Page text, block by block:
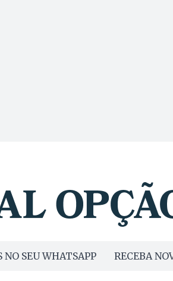
NO SEU WHATSAPP RECEBA